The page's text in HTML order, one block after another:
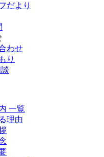
だより
わせ
り
一覧
理由